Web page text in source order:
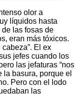
olor a
líquidos hasta
las fosas de
eran más tóxicos.
El ex
jefes cuando los
las jefaturas “nos
basura, porque el
Pero con el lodo
las